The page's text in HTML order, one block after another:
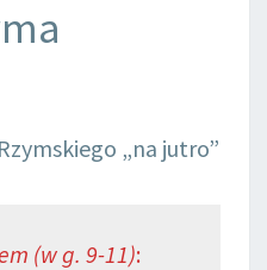
„na jutro”
(w g. 9-11):